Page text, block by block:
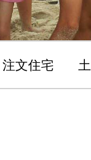
注文住宅